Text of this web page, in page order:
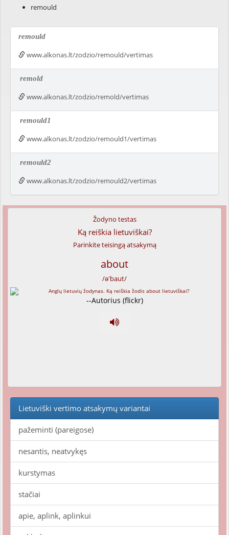
remould
remould
www.alkonas.lt/zodzio/remould/vertimas
remold
www.alkonas.lt/zodzio/remold/vertimas
remould1
www.alkonas.lt/zodzio/remould1/vertimas
remould2
www.alkonas.lt/zodzio/remould2/vertimas
Žodyno testas
Ką reiškia lietuviškai?
Parinkite teisingą atsakymą
about
/ə'baut/
--Autorius (flickr)
Lietuviški vertimo atsakymų variantai
pažeminti (pareigose)
nesantis, neatvykęs
kurstymas
stačiai
apie, aplink, aplinkui